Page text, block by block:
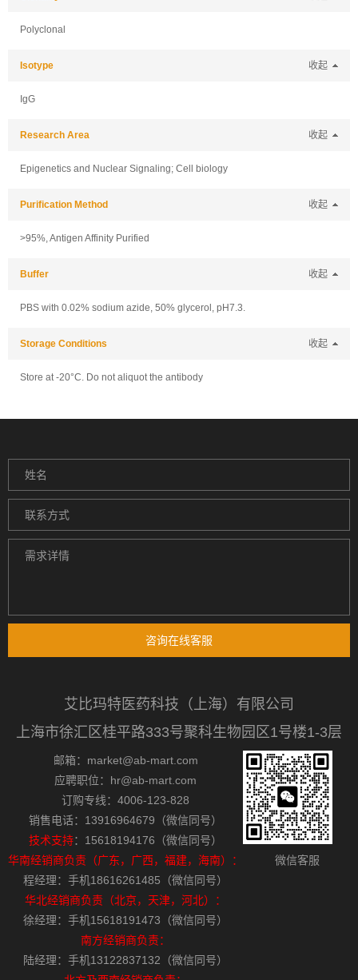
Polyclonal
Isotype 收起
IgG
Research Area 收起
Epigenetics and Nuclear Signaling; Cell biology
Purification Method 收起
>95%, Antigen Affinity Purified
Buffer 收起
PBS with 0.02% sodium azide, 50% glycerol, pH7.3.
Storage Conditions 收起
Store at -20°C. Do not aliquot the antibody
咨询在线客服
艾比玛特医药科技（上海）有限公司
上海市徐汇区桂平路333号聚科生物园区1号楼1-3层
邮箱：market@ab-mart.com
应聘职位：hr@ab-mart.com
订购专线：4006-123-828
销售电话：13916964679（微信同号）
技术支持：15618194176（微信同号）
华南经销商负责（广东，广西，福建，海南）：
程经理：手机18616261485（微信同号）
华北经销商负责（北京，天津，河北）：
徐经理：手机15618191473（微信同号）
南方经销商负责：
陆经理：手机13122837132（微信同号）
微信客服